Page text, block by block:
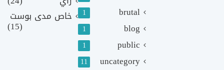
brutal
1
blog
1
public
1
uncategory
11
خاص مدى بوست
(15)